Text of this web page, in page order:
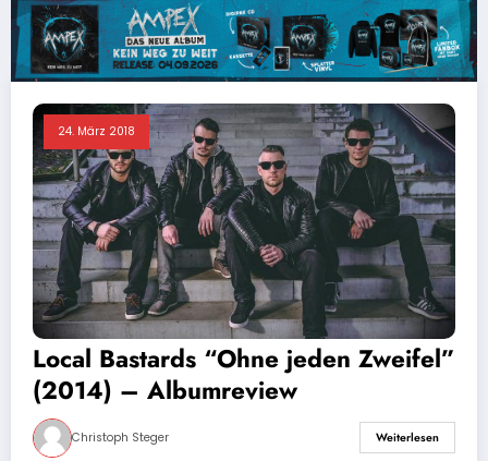
24. März 2018
Local Bastards “Ohne jeden Zweifel”
(2014) – Albumreview
Christoph Steger Weiterlesen